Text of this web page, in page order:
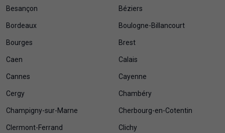
Besançon Béziers
Bordeaux Boulogne-Billancourt
Bourges Brest
Caen Calais
Cannes Cayenne
Cergy Chambéry
Champigny-sur-Marne Cherbourg-en-Cotentin
Clermont-Ferrand Clichy